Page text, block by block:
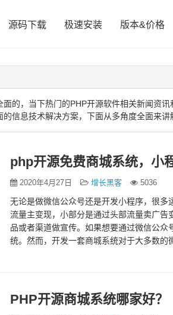
源码下载 极速安装 版本&价格
的，当下热门的PHP开源软件相关新闻资
信息技术解决方案，下面从多角度全面来讲
php开源免费商城系统，小
2020年4月27日 增长黑客 5036
无论是做微信公众号还是开发小程序，很
流量主变现，小部分是通过头部流量卖广
品或者渠道做宣传。如果想要通过微信公
统。然而，开发一套商城系统对于大多数的
PHP开源商城系统哪家好？